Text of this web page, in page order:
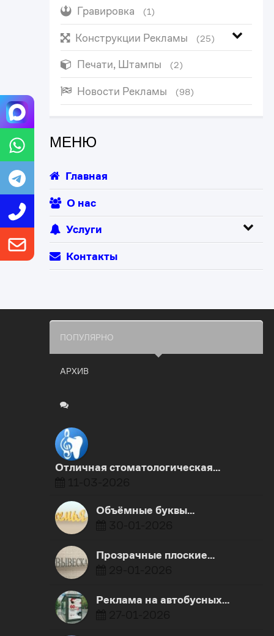
Гравировка (1)
Конструкции Рекламы (25)
Печати, Штампы (2)
Новости Рекламы (98)
МЕНЮ
Главная
О нас
Услуги
Контакты
ПОПУЛЯРНО
АРХИВ
Отличная стоматологическая…
Объёмные буквы…
Прозрачные плоские…
Реклама на автобусных…